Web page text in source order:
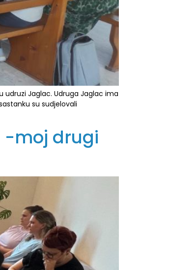
udruzi Jaglac. Udruga Jaglac ima
su sudjelovali
-moj drugi